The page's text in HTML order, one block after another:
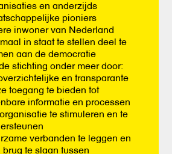
en anderzijds
pioniers
inwoner van Nederland
in staat te stellen deel te
aan de democratie
stichting onder meer door:
en transparante
toegang te bieden tot
informatie en processen
te stimuleren en te
verbanden te leggen en
brug te slaan tussen